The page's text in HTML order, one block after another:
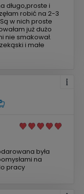
długo,proste i
robić na 2-3
w nich proste
już dużo
nie smakował.
i małe
była
na
pracy